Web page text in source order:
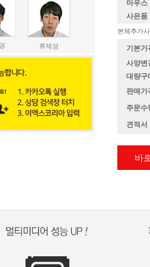
류재성
마우스
사은품
본체추가
기본가
사양변
대량구
판매가
주문수
견적서
바